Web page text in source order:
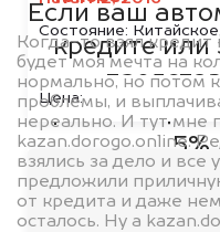
Состояние:
Цена:
Когда-то взял кредит
будет моя мечта на
нормально, но потом
проблемы, и
нереально. И тут мне
kazan.dorogo.online.
взялись за дело и все
предложили
от кредита и даже
осталось. Ну а
Если ваш
кредите или
организаций,
5%